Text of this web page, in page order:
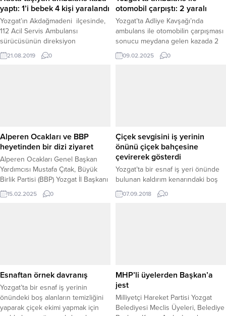
yaptı: 1’i bebek 4 kişi yaralandı
Yozgat’ın Akdağmadeni ilçesinde,
112 Acil Servis Ambulansı
sürücüsünün direksiyon
hakimiyetini kaybetmesi sonucu
kontrolünden çıkarak kaza yaptı.
21.08.2019 0
otomobil çarpıştı: 2 yaralı
Yozgat’ta Adliye Kavşağı’nda
ambulans ile otomobilin çarpışması
sonucu meydana gelen kazada 2
kişi yaralandı. Edinilen bilgilere
göre, B.G. yönetimindeki
hasar oluştu.Kazanın ardından
olay...
09.02.2025 0
Alperen Ocakları ve BBP
heyetinden bir dizi ziyaret
Alperen Ocakları Genel Başkan
Yardımcısı Mustafa Çıtak, Büyük
Birlik Partisi (BBP) Yozgat İl Başkanı
Osman Çiftçi, Merkez İlçe Başkanı
Gazi Kızıl, Alperen Ocakları İl
15.02.2025 0
Çiçek sevgisini iş yerinin
önünü çiçek bahçesine
çevirerek gösterdi
Yozgat’ta bir esnaf iş yeri önünde
bulunan kaldırım kenarındaki boş
alanları değerlendirerek, caddeyi
adeta çiçek bahçesine çevirdi.
07.09.2018 0
Esnaftan örnek davranış
Yozgat’ta bir esnaf iş yerinin
önündeki boş alanların temizliğini
yaparak çiçek ekimi yapmak için
MHP’li üyelerden Başkan’a
jest
Milliyetçi Hareket Partisi Yozgat
Belediyesi Meclis Üyeleri, Belediye